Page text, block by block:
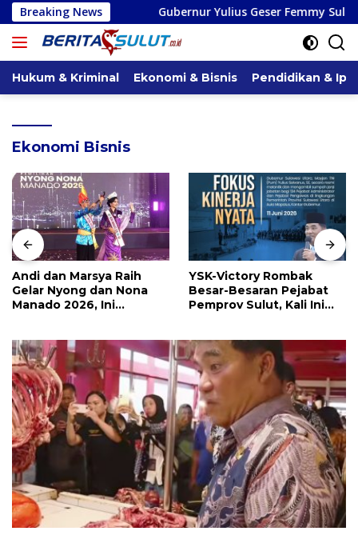
Langsung
ke
konten
Breaking NewsGubernur Yulius Geser Femmy Suluh dan Deicy
Hukum & Kriminal Ekonomi & Bisnis Pendidikan &
Ekonomi Bisnis
Andi dan Marsya Raih
Gelar Nyong dan Nona
Manado 2026, Ini
YSK-Victory Rombak
Besar-Besaran Pejabat
Pemprov Sulut, Kali Ini